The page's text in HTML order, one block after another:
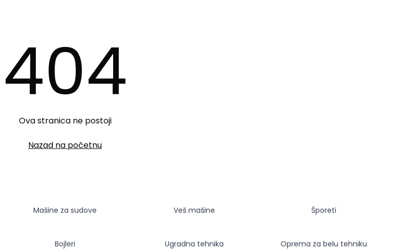
404
Ova stranica ne postoji
Nazad na početnu
Mašine za sudove Veš mašine Šporeti
Bojleri Ugradna tehnika Oprema za belu tehniku